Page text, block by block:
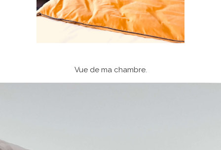
Vue de ma chambre.